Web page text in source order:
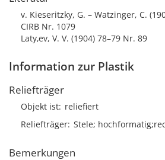
v. Kieseritzky, G. – Watzinger, C.
CIRB Nr. 1079
Laty‚ev, V. V. (1904) 78–79 Nr. 89
Information zur Plastik
Reliefträger
Objekt ist reliefiert
Reliefträger Stele;
Bemerkungen